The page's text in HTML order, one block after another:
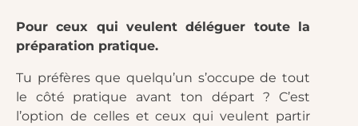
Pour ceux qui veulent déléguer toute la
préparation pratique.
Tu préfères que quelqu’un s’occupe de tout
le côté pratique avant ton départ ? C’est
l’option de celles et ceux qui veulent partir